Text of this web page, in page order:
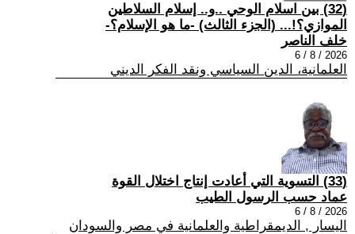
(32) بين اسلام الوحي ..و.. إسلام السلاطين
الموازي؟!... (الجزء الثالث) -ما هو الإسلام؟-
خلف الناصر
2026 / 8 / 6
العلمانية، الدين السياسي ونقد الفكر الديني
(33) التسوية التي أعادت إنتاج اختلال القوة
عماد حسب الرسول الطيب
2026 / 8 / 6
اليسار , الديمقراطية والعلمانية في مصر والسودان